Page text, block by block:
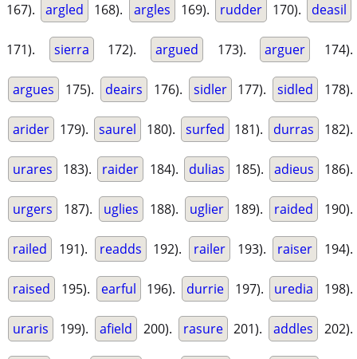
167). argled 168). argles 169). rudder 170). deasil
171). sierra 172). argued 173). arguer 174).
argues 175). deairs 176). sidler 177). sidled 178).
arider 179). saurel 180). surfed 181). durras 182).
urares 183). raider 184). dulias 185). adieus 186).
urgers 187). uglies 188). uglier 189). raided 190).
railed 191). readds 192). railer 193). raiser 194).
raised 195). earful 196). durrie 197). uredia 198).
uraris 199). afield 200). rasure 201). addles 202).